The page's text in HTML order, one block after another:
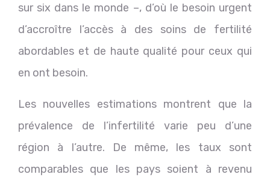
sur six dans le monde –, d’où le besoin urgent
d’accroître l’accès à des soins de fertilité
abordables et de haute qualité pour ceux qui
en ont besoin.
Les nouvelles estimations montrent que la
prévalence de l’infertilité varie peu d’une
région à l’autre. De même, les taux sont
comparables que les pays soient à revenu